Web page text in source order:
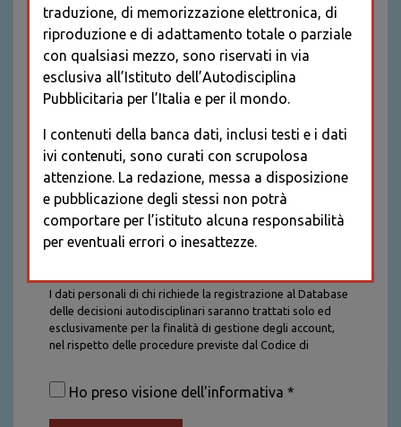
I dati personali di chi richiede la registrazione al Database
delle decisioni autodisciplinari saranno trattati solo ed
esclusivamente per la finalità di gestione degli account,
nel rispetto delle procedure previste dal Codice di
saranno trattati con tutte le cautele richieste dalla legge e
saranno conservati per la durata stabilita caso per caso
Ho preso visione dell'informativa *
traduzione, di memorizzazione elettronica, di
riproduzione e di adattamento totale o parziale
con qualsiasi mezzo, sono riservati in via
esclusiva all’Istituto dell’Autodisciplina
Pubblicitaria per l’Italia e per il mondo.
I contenuti della banca dati, inclusi testi e i dati
ivi contenuti, sono curati con scrupolosa
attenzione. La redazione, messa a disposizione
e pubblicazione degli stessi non potrà
comportare per l’istituto alcuna responsabilità
per eventuali errori o inesattezze.